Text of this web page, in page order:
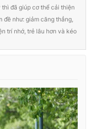
thì đã giúp cơ thể cải thiện
đề như: giảm căng thẳng,
trí nhớ, trẻ lâu hơn và kéo